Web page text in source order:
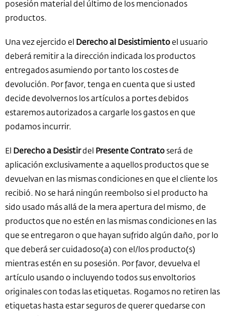
posesión material del último de los mencionados
productos.
Una vez ejercido el Derecho al Desistimiento el usuario
deberá remitir a la dirección indicada los productos
entregados asumiendo por tanto los costes de
devolución. Por favor, tenga en cuenta que si usted
decide devolvernos los artículos a portes debidos
estaremos autorizados a cargarle los gastos en que
podamos incurrir.
El Derecho a Desistirdel Presente Contrato será de
aplicación exclusivamente a aquellos productos que se
devuelvan en las mismas condiciones en que el cliente los
recibió. No se hará ningún reembolso si el producto ha
sido usado más allá de la mera apertura del mismo, de
productos que no estén en las mismas condiciones en las
que se entregaron o que hayan sufrido algún daño, por lo
que deberá ser cuidadoso(a) con el/los producto(s)
mientras estén en su posesión. Por favor, devuelva el
artículo usando o incluyendo todos sus envoltorios
originales con todas las etiquetas. Rogamos no retiren las
etiquetas hasta estar seguros de querer quedarse con